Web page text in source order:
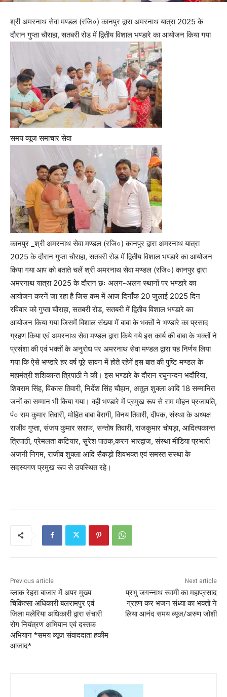
श्री अमरनाथ सेवा मण्डल (रजि०) कानपुर द्वारा अमरनाथ यात्रा 2025 के
दौरान गुप्ता चौराहा, सतबरी रोड में द्वितीय विशाल भण्डारे का आयोजन किया गया
समय व्यूज समाचार सेवा
कानपुर _श्री अमरनाथ सेवा मण्डल (रजि०) कानपुर द्वारा अमरनाथ यात्रा
2025 के दौरान गुप्ता चौराहा, सतबरी रोड में द्वितीय विशाल भण्डारे का आयोजन
किया गया आप को बताते चलें श्री अमरनाथ सेवा मण्डल (रजि०) कानपुर द्वारा
अमरनाथ यात्रा 2025 के दौरान छः अलग-अलग स्थानों पर भण्डारे का
आयोजन करनें जा रहा है जिस कम में आज दिनाँक 20 जुलाई 2025 दिन
रविवार को गुप्ता चौराहा, सतबरी रोड, सतबरी में द्वितीय विशाल भण्डारे का
आयोजन किया गया जिसमें विशाल संख्या में बाबा के भक्तों ने भण्डारे का प्रसाद
ग्रहण किया एवं अमरनाथ सेवा मण्डल द्वारा किये गये इस कार्य की बाबा के भक्तों ने
प्रसंशा की एवं भक्तों के अनुरोध पर अमरनाथ सेवा मण्डल द्वारा यह निर्णय लिया
गया कि ऐसे भण्डारे हर वर्ष पूरे सावन में होते रहेगें इस बात की पुष्टि मण्डल के
महामंत्री शशिकान्त त्रिपाठी ने की। इस भण्डारे के दौरान रघुनन्दन भदौरिया,
शिवराम सिंह, विकास तिवारी, निर्देश सिंह चौहान, अतुल शुक्ला आदि 18 सम्मानित
जनों का सम्मान भी किया गया। वही भण्डारे में प्रमुख रूप से राम मोहन प्रजापति,
पं० राम कुमार तिवारी, मोहित बाबा बैरागी, विनय तिवारी, दीपक, संस्था के अध्यक्ष
राजीव गुप्ता, संजय कुमार सराफ, सन्तोष तिवारी, राजकुमार चोपड़ा, आदित्यकान्त
त्रिपाठी, प्रेमलता कटियार, सुरेश पाठक,करन भारद्वाज, संस्था मीडिया प्रभारी
अंजनी निगम, राजीव शुक्ला आदि सैकड़ो शिवभक्त एवं समस्त संस्था के
सदस्यगण प्रमुख रूप से उपस्थित रहे।
Previous article
ब्लाक रेहरा बाजार में अपर मुख्य
चिकित्सा अधिकारी बलरामपुर एवं
जिला मलेरिया अधिकारी द्वारा संचारी
रोग नियंत्रण अभियान एवं दस्तक
अभियान *समय व्यूज संवाददाता हकीम
आजाद*
Next article
प्रभु जगन्नाथ स्वामी का महाप्रसाद
ग्रहण कर भजन संध्या का भक्तों ने
लिया आनंद समय व्यूज/अरुण जोशी